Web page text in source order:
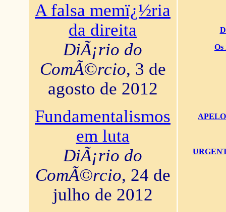
A falsa memï¿½ria
da direita
DiÃ¡rio do
ComÃ©rcio, 3 de
agosto de 2012
Fundamentalismos
em luta
DiÃ¡rio do
ComÃ©rcio, 24 de
julho de 2012
Os